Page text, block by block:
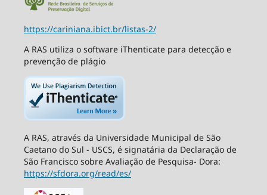
https://cariniana.ibict.br/listas-2/
A RAS utiliza o software iThenticate para detecção e
prevenção de plágio
A RAS, através da Universidade Municipal de São
Caetano do Sul - USCS, é signatária da Declaração de
São Francisco sobre Avaliação de Pesquisa- Dora:
https://sfdora.org/read/es/